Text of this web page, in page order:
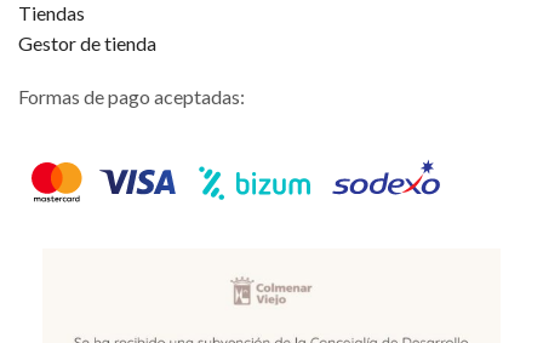
Tiendas
Gestor de tienda
Formas de pago aceptadas: